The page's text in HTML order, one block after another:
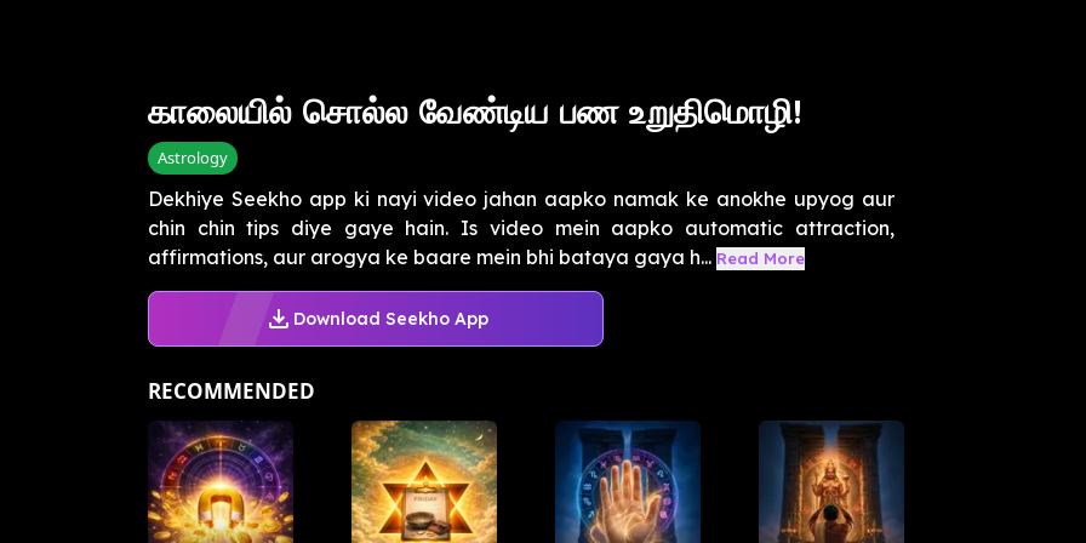
காலையில் சொல்ல வேண்டிய பண உறுதிமொழி!
Astrology
Dekhiye Seekho app ki nayi video jahan aapko namak ke anokhe upyog aur
chin chin tips diye gaye hain. Is video mein aapko automatic attraction,
affirmations, aur arogya ke baare mein bhi bataya gaya h... Read More
Download Seekho App
RECOMMENDED